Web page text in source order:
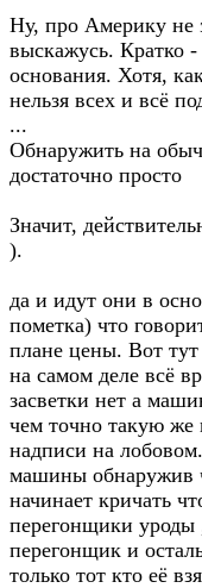
Ну, про Америку не
выскажусь. Кратко -
основания. Хотя,
нельзя всех и всё
...
Обнаружить на
достаточно просто
Значит,
).
да и идут они в
пометка) что
плане цены. Вот тут
на самом деле всё
засветки нет а
чем точно такую же
надписи на
машины обнаружив
начинает кричать
перегонщики
перегонщик и
только тот кто её